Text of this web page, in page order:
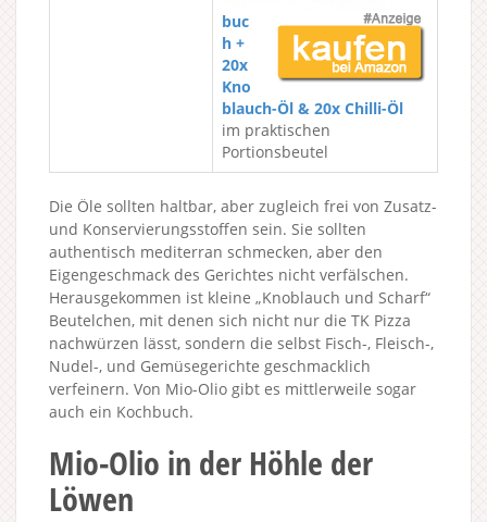
buc
h +
20x
Kno
blauch-Öl & 20x Chilli-Öl
im praktischen
Portionsbeutel
Die Öle sollten haltbar, aber zugleich frei von Zusatz-
und Konservierungsstoffen sein. Sie sollten
authentisch mediterran schmecken, aber den
Eigengeschmack des Gerichtes nicht verfälschen.
Herausgekommen ist kleine „Knoblauch und Scharf“
Beutelchen, mit denen sich nicht nur die TK Pizza
nachwürzen lässt, sondern die selbst Fisch-, Fleisch-,
Nudel-, und Gemüsegerichte geschmacklich
verfeinern. Von Mio-Olio gibt es mittlerweile sogar
auch ein Kochbuch.
Mio-Olio in der Höhle der
Löwen